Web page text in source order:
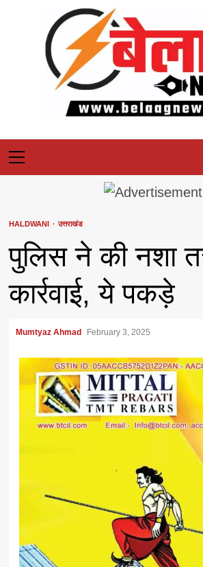
Primary
Menu
HALDWANI उत्तराखंड
पुलिस ने की नशा
कार्रवाई, ये पकड़े
Mumtyaz Ahmad February 3, 2025